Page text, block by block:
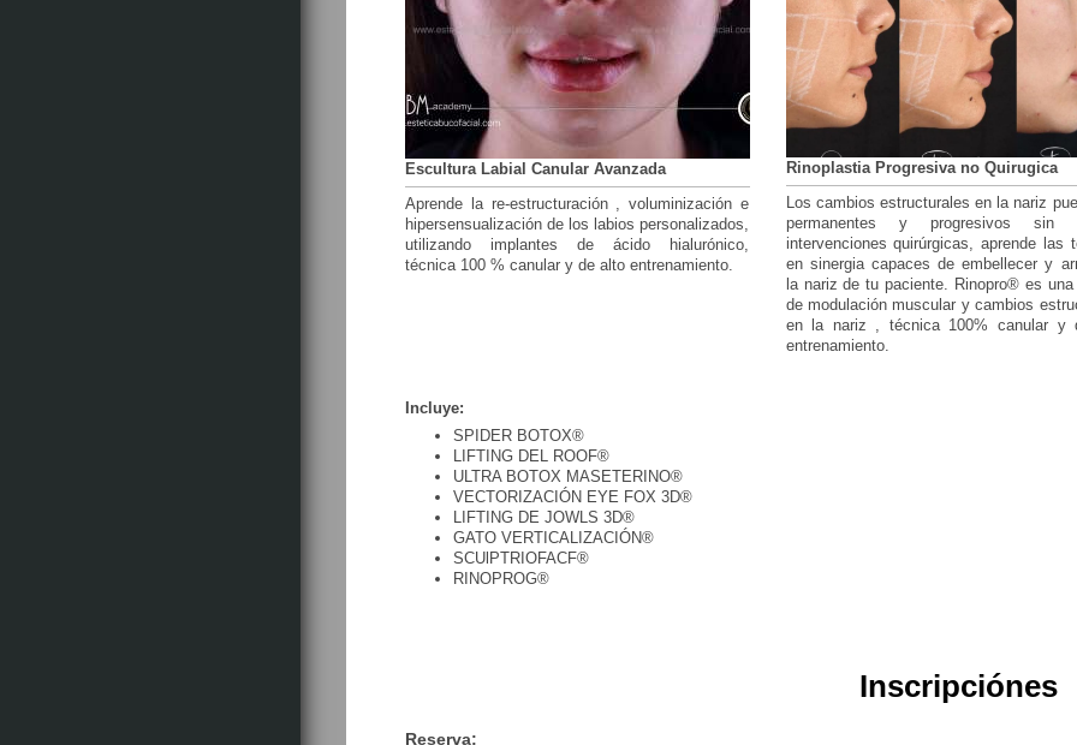
Escultura Labial Canular Avanzada
Aprende la re-estructuración , voluminización e
hipersensualización de los labios personalizados,
utilizando implantes de ácido hialurónico,
técnica 100 % canular y de alto entrenamiento.
Rinoplastia Progresiva no Quirugica
Los cambios estructurales en la nariz
permanentes y progresivos sin
intervenciones quirúrgicas, aprende las
en sinergia capaces de embellecer y
la nariz de tu paciente. Rinopro® es
de modulación muscular y cambios
en la nariz , técnica 100% canular y
entrenamiento.
Incluye:
SPIDER BOTOX®
LIFTING DEL ROOF®
ULTRA BOTOX MASETERINO®
VECTORIZACIÓN EYE FOX 3D®
LIFTING DE JOWLS 3D®
GATO VERTICALIZACIÓN®
SCUlPTRIOFACF®
RINOPROG®
Inscripciónes
Reserva: